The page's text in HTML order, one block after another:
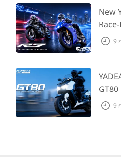
ประเท
New
แข่งสู่
9
ปลอด
9